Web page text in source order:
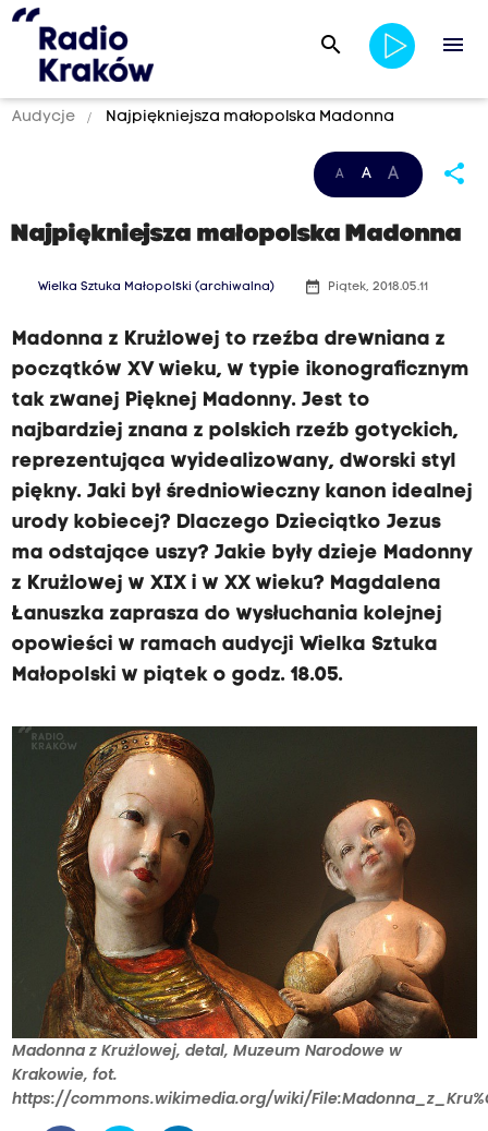
search menu
Audycje Najpiękniejsza małopolska Madonna
A A A share
Najpiękniejsza małopolska Madonna
Wielka Sztuka Małopolski (archiwalna) date_range Piątek, 2018.05.11
Madonna z Krużlowej to rzeźba drewniana z
początków XV wieku, w typie ikonograficznym
tak zwanej Pięknej Madonny. Jest to
najbardziej znana z polskich rzeźb gotyckich,
reprezentująca wyidealizowany, dworski styl
piękny. Jaki był średniowieczny kanon idealnej
urody kobiecej? Dlaczego Dzieciątko Jezus
ma odstające uszy? Jakie były dzieje Madonny
z Krużlowej w XIX i w XX wieku? Magdalena
Łanuszka zaprasza do wysłuchania kolejnej
opowieści w ramach audycji Wielka Sztuka
Małopolski w piątek o godz. 18.05.
Madonna z Krużlowej, detal, Muzeum Narodowe w
Krakowie, fot.
https://commons.wikimedia.org/wiki/